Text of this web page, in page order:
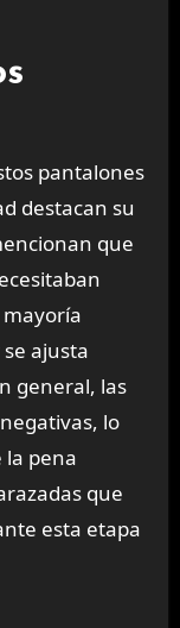
pantalones
destacan su
que
ajusta
general, las
lo
la pena
que
esta etapa